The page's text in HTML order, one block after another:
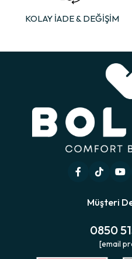
KOLAY İADE & DEĞİŞİM
Müşteri
0850
[email